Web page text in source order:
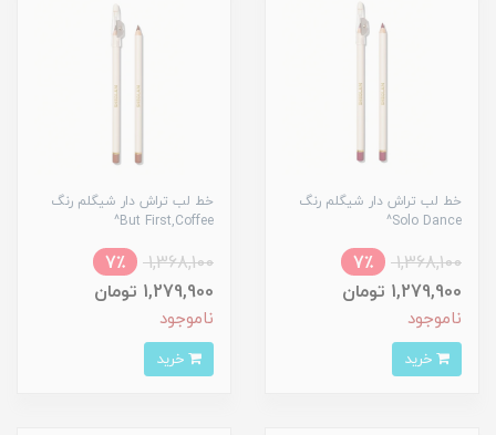
خط لب تراش دار شیگلم رنگ
Solo Dance^
1,368,100
7٪
1,279,900 تومان
ناموجود
خط لب تراش دار شیگلم رنگ
But First,Coffee^
1,368,100
7٪
1,279,900 تومان
ناموجود